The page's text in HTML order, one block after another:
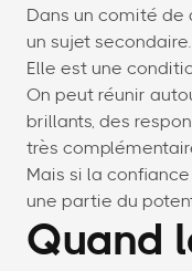
Dans un comité de
un sujet secondaire.
Elle est une
On peut réunir
brillants, des
très
Mais si la
une partie du
Quand